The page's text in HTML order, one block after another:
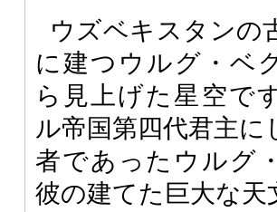
ウズベキスタンの
に建つウルグ・ベ
ら見上げた星空で
ル帝国第四代君主に
者であったウルグ
彼の建てた巨大な